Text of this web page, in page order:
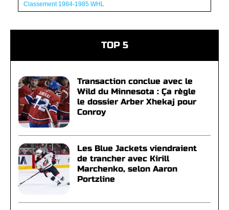
Classement 1984-1985 WHL
TOP 5
Transaction conclue avec le
Wild du Minnesota : Ça règle
le dossier Arber Xhekaj pour
Conroy
Les Blue Jackets viendraient
de trancher avec Kirill
Marchenko, selon Aaron
Portzline